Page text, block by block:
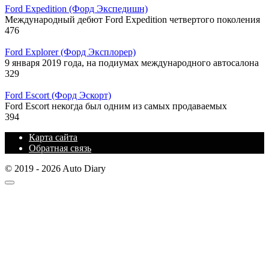
Ford Expedition (Форд Экспедишн)
Международный дебют Ford Expedition четвертого поколения
476
Ford Explorer (Форд Эксплорер)
9 января 2019 года, на подиумах международного автосалона
329
Ford Escort (Форд Эскорт)
Ford Escort некогда был одним из самых продаваемых
394
Карта сайта
Обратная связь
© 2019 - 2026 Auto Diary